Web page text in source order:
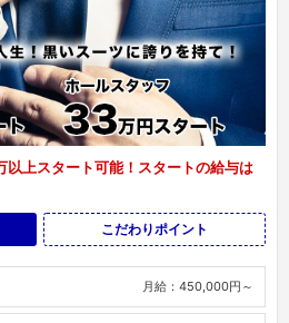
上スタート可能！スタートの給与は
こだわりポイント
月給：450,000円～